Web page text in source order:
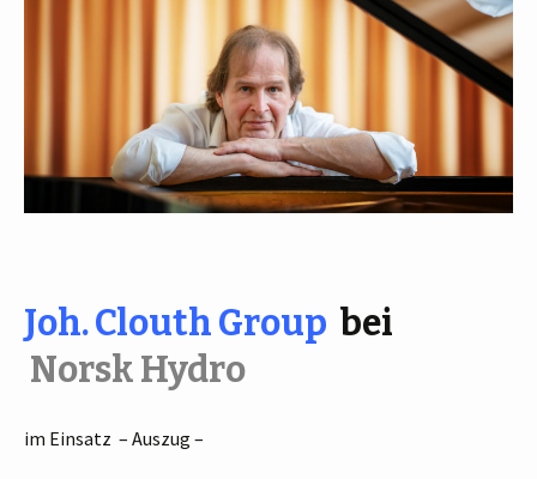
Joh. Clouth Group bei
Norsk Hydro
im Einsatz – Auszug –